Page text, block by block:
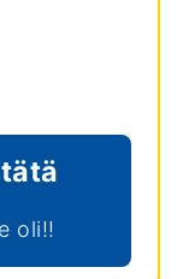
oli!!